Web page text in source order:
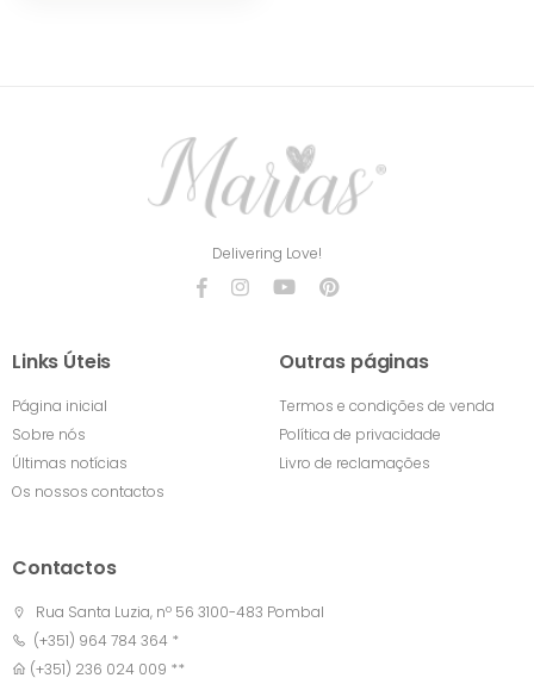
Delivering Love!
Links Úteis
Página inicial
Sobre nós
Últimas notícias
Os nossos contactos
Outras páginas
Termos e condições de venda
Política de privacidade
Livro de reclamações
Contactos
Rua Santa Luzia, nº 56 3100-483 Pombal
(+351) 964 784 364 *
(+351) 236 024 009 **